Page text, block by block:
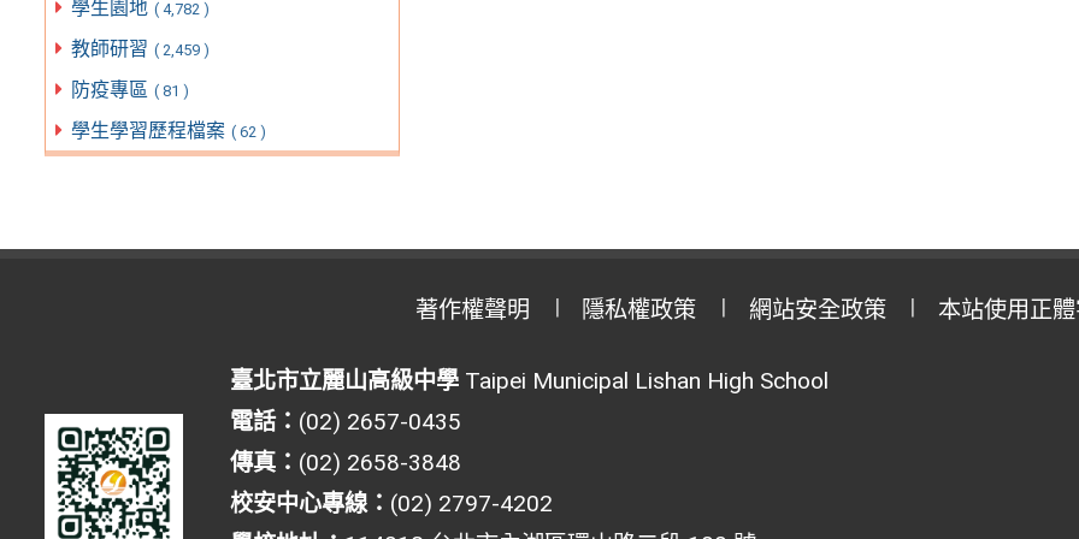
學生園地 ( 4,782 )
教師研習 ( 2,459 )
防疫專區 ( 81 )
學生學習歷程檔案 ( 62 )
著作權聲明 隱私權政策 網站安全政策 本站使用正
臺北市立麗山高級中學Taipei Municipal Lishan High School
電話： (02) 2657-0435
傳真： (02) 2658-3848
校安中心專線： (02) 2797-4202